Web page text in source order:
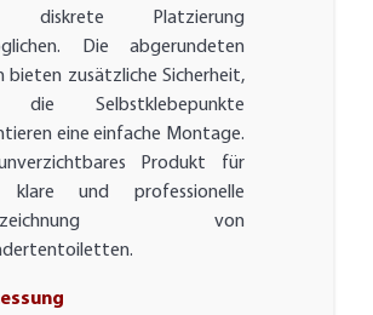
diskrete Platzierung
Die abgerundeten
bieten zusätzliche Sicherheit,
die Selbstklebepunkte
eine einfache Montage.
Produkt für
klare und professionelle
von